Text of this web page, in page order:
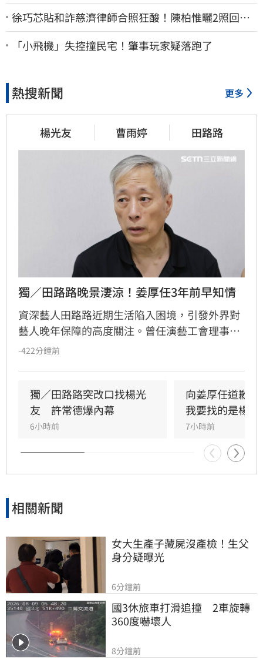
徐巧芯貼和詐慈濟律師合照狂酸！陳柏惟曬2照回擊
網笑翻
「小飛機」失控撞民宅！肇事玩家疑落跑了
熱搜新聞 更多
楊光友 曹雨婷 田路路
獨／田路路晚景淒涼！姜厚任3年前早知情
資深藝人田路路近期生活陷入困境，引發外界對
藝人晚年保障的高度關注。曾任演藝工會理事長
的姜厚任透露，早在三年前就曾目睹田路路處境
工作機會受環境萎縮影響，藝人職涯充滿不確定
性，即便曾風光一時也難保晚年順遂。他回顧當
年將演員工會擴大為演藝工會，旨在為更多影視
從業人員建立基礎保障，希望透過制度完善讓後
進受惠。然而田路路的現況，仍深刻映照出娛樂
圈光鮮亮麗背後，隱藏著收入不穩定與生存資源
會支援體系的警鐘。
-422分鐘前
獨／田路路突改口找楊光
友　許常德爆內幕
6小時前
向姜厚任道歉
我要找的是楊光
7小時前
相關新聞
女大生產子藏屍沒產檢！生父
身分疑曝光
6分鐘前
國3休旅車打滑追撞　2車旋轉
360度嚇壞人
8分鐘前